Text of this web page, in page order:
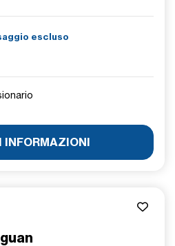
escluso
INFORMAZIONI